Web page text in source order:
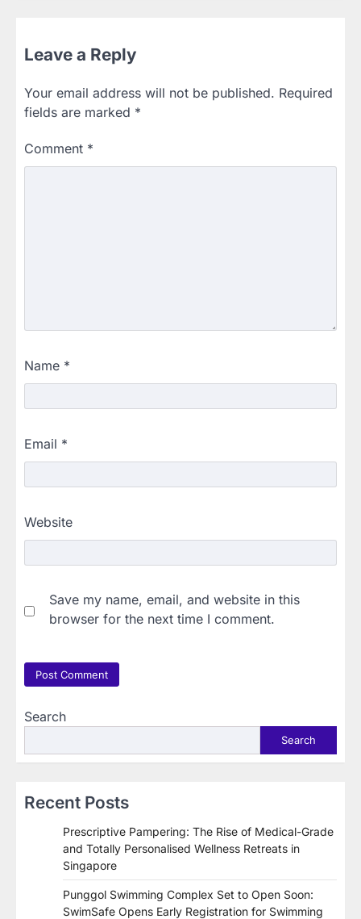
Leave a Reply
Your email address will not be published. Required
fields are marked *
Comment *
Name *
Email *
Website
Save my name, email, and website in this
browser for the next time I comment.
Search
Search
Recent Posts
Prescriptive Pampering: The Rise of Medical-Grade
and Totally Personalised Wellness Retreats in
Singapore
Punggol Swimming Complex Set to Open Soon:
SwimSafe Opens Early Registration for Swimming